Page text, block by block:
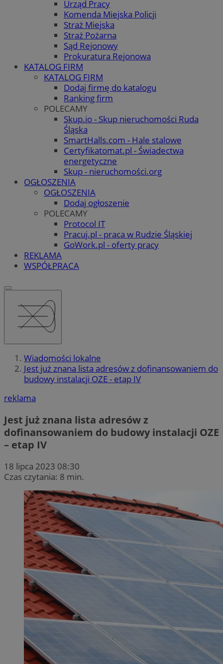
Urząd Pracy
Komenda Miejska Policji
Straż Miejska
Straż Pożarna
Sąd Rejonowy
Prokuratura Rejonowa
KATALOG FIRM
KATALOG FIRM
Dodaj firmę do katalogu
Ranking firm
POLECAMY
Skup.io - Skup nieruchomości Ruda
Śląska
SmartHalls.com - Hale stalowe
Certyfikatomat.pl - Świadectwa
energetyczne
Skup - nieruchomości.org
OGŁOSZENIA
OGŁOSZENIA
Dodaj ogłoszenie
POLECAMY
Protocol IT
Pracuj.pl - praca w Rudzie Śląskiej
GoWork.pl - oferty pracy
REKLAMA
WSPÓŁPRACA
Wiadomości lokalne
Jest już znana lista adresów z dofinansowaniem do
budowy instalacji OZE - etap IV
reklama
Jest już znana lista adresów z
dofinansowaniem do budowy instalacji OZE
– etap IV
18 lipca 2023 08:30
Czas czytania: 8 min.